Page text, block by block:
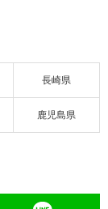
長崎県
鹿児島県